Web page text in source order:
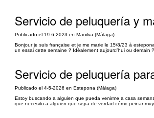
Servicio de peluquería y
Publicado el 19-6-2023 en Manilva (Málaga)
Bonjour je suis française et je me marie le 15/8/23 à
un essai cette semaine ? Idéalement aujourd’hui ou demain
Servicio de peluquería
Publicado el 4-5-2026 en Estepona (Málaga)
Estoy buscando a alguien que pueda venirme a casa
que necesito a alguien que sepa de verdad cómo peinar